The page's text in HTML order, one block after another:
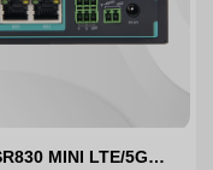
MINI LTE/5G